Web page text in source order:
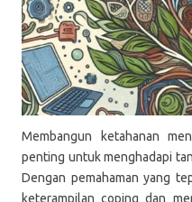
Membangun ketahanan
penting untuk menghadapi
Dengan pemahaman yang
keterampilan coping dan